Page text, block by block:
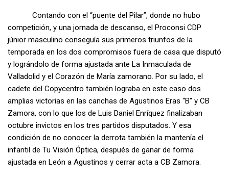
Contando con el “puente del Pilar”, donde no hubo
competición, y una jornada de descanso, el Proconsi CDP
júnior masculino conseguía sus primeros triunfos de la
temporada en los dos compromisos fuera de casa que disputó
y lográndolo de forma ajustada ante La Inmaculada de
Valladolid y el Corazón de María zamorano. Por su lado, el
cadete del Copycentro también lograba en este caso dos
amplias victorias en las canchas de Agustinos Eras “B” y CB
Zamora, con lo que los de Luis Daniel Enríquez finalizaban
octubre invictos en los tres partidos disputados. Y esa
condición de no conocer la derrota también la mantenía el
infantil de Tu Visión Óptica, después de ganar de forma
ajustada en León a Agustinos y cerrar acta a CB Zamora.